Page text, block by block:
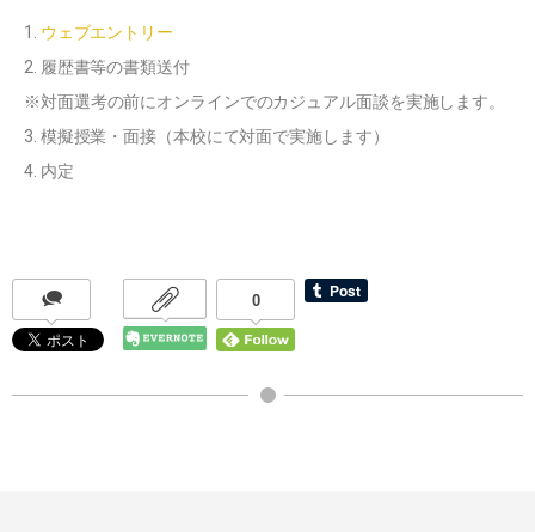
1. ウェブエントリー
2. 履歴書等の書類送付
※対面選考の前にオンラインでのカジュアル面談を実施します。
3. 模擬授業・面接（本校にて対面で実施します）
4. 内定
0